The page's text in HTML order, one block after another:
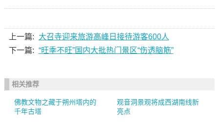
上一篇:
大召寺迎来旅游高峰日接待游客600人
下一篇: “旺季不旺”国内大批热门景区“伤透脑筋”
相关推荐
佛教文物之藏于朔州塔内的
千年古塔
观音洞景观将成西湖南线新
亮点